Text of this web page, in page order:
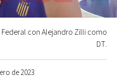
de 2023
con Alejandro Zilli como
DT.